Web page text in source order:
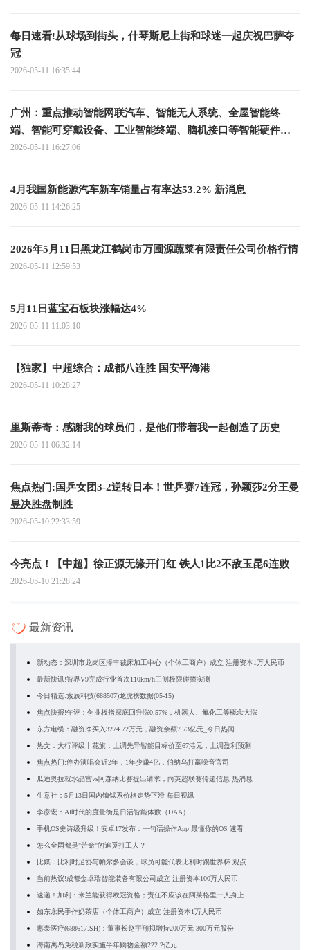
每日速看!从球场到街头，什琴斯尼上街和球迷一起庆祝巴萨夺
冠
2026-05-11 16:35:44
广州：重点推动智能网联汽车、智能无人系统、全屋智能终
端、智能可穿戴设备、工业智能终端、脑机接口等智能硬件产
品的研发推广 时快讯
2026-05-11 16:27:06
4月我国新能源汽车新车销量占有率达53.2% 新消息
2026-05-11 14:26:25
2026年5月11日黑龙江鹤岗市万圃源蔬菜有限责任公司价格行情
2026-05-11 12:59:53
5月11日蓝宝石板块涨幅达4%
2026-05-11 11:03:10
【独家】中超综合：成都八连胜 国安平海港
2026-05-11 10:28:27
里斯蒂奇：感谢我的球员们，是他们带着我一起创造了历史
2026-05-11 06:32:14
焦点热门:国乒女团3-2逆转日本！世乒赛7连冠，孙颖莎2分王曼
昱决胜盘制胜
2026-05-10 22:33:59
今亮点！【中超】徐正源无缘开门红 铁人1比2不敌玉昆6连败
2026-05-10 21:28:24
最新资讯
新动态：深圳市龙岗区泽丰裁床加工中心（个体工商户）成立 注册资本1万人民币
最新快讯!智界V9完成行业首次110km/h三侧极限碰撞实测
今日精选:索辰科技(688507)龙虎榜数据(05-15)
焦点快报!午评：创业板指探底回升涨0.57%，机器人、氟化工等概念大涨
东方电缆：融资净买入3274.72万元，融资余额7.73亿元_今日热闻
热文：大行评级丨花旗：上调先导智能目标价至67港元，上调盈利预测
焦点热门:停办演唱会近2年，1年少赚4亿，伯纳乌打赢噪音官司
瓜迪奥拉就水晶宫vs阿森纳比赛提出请求，向英超联赛传递信息 热消息
生意社：5月13日国内镝铽系价格走势下滑 每日视讯
李彦宏：AI时代的度量衡是日活智能体数（DAA）
手机OS史诗级升级！安卓17发布：一句话操作App 最懂你的OS 速看
怎么全网都是"苦命"的追觅打工人？
比媒：比利时足协与帕尔多会谈，球员可能代表比利时踢世界杯 观点
当前热议!成都金卓瑞智能装备有限公司成立 注册资本100万人民币
速递！加利：米兰能获得欧冠资格；责任不应该在阿莱格里一人身上
如东永民手作奶茶店（个体工商户）成立 注册资本1万人民币
惠泰医疗(688617.SH)：董事长赵宇翔拟增持200万元-300万元股份
海南离岛免税新政实施半年购物金额222.2亿元